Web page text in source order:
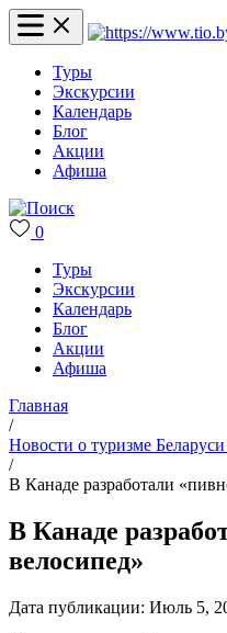
Туры
Экскурсии
Календарь
Блог
Акции
Афиша
0
Туры
Экскурсии
Календарь
Блог
Акции
Афиша
Главная
/
Новости о туризме
/
В Канаде разработали
В Канаде
велосипед»
Дата публикации: Июль 5,